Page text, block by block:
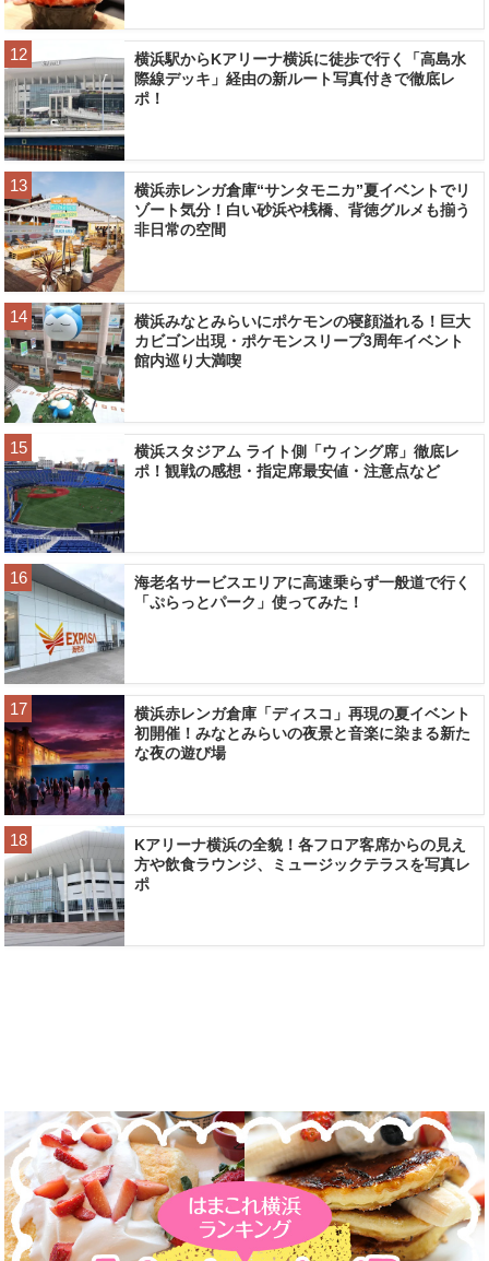
横浜駅からKアリーナ横浜に徒歩で行く「高島水
際線デッキ」経由の新ルート写真付きで徹底レ
ポ！
横浜赤レンガ倉庫“サンタモニカ”夏イベントでリ
ゾート気分！白い砂浜や桟橋、背徳グルメも揃う
非日常の空間
横浜みなとみらいにポケモンの寝顔溢れる！巨大
カビゴン出現・ポケモンスリープ3周年イベント
館内巡り大満喫
横浜スタジアム ライト側「ウィング席」徹底レ
ポ！観戦の感想・指定席最安値・注意点など
海老名サービスエリアに高速乗らず一般道で行く
「ぷらっとパーク」使ってみた！
横浜赤レンガ倉庫「ディスコ」再現の夏イベント
初開催！みなとみらいの夜景と音楽に染まる新た
な夜の遊び場
Kアリーナ横浜の全貌！各フロア客席からの見え
方や飲食ラウンジ、ミュージックテラスを写真レ
ポ